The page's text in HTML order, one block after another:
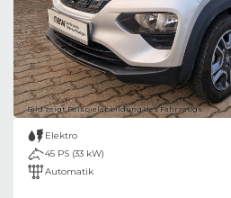
Bild zeigt Beispielabbildung des Fahrzeugs
Elektro
45 PS (33 kW)
Automatik